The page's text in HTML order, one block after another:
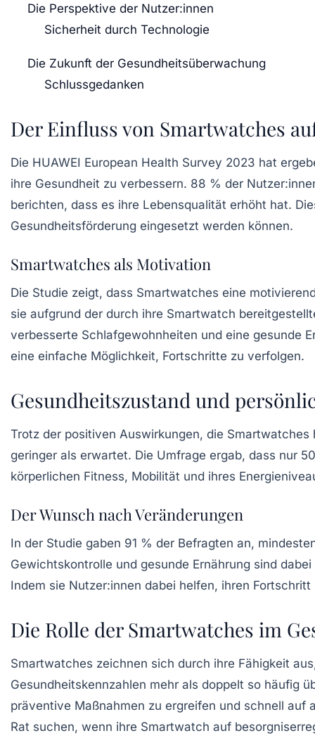
Die Perspektive der Nutzer:innen
Sicherheit durch Technologie
Die Zukunft der Gesundheitsüberwachung
Schlussgedanken
Der Einfluss von Smartwatches
Die HUAWEI European Health Survey 2023 hat
ihre Gesundheit zu verbessern. 88 % der
berichten, dass es ihre Lebensqualität erhöht hat.
Gesundheitsförderung eingesetzt werden können.
Smartwatches als Motivation
Die Studie zeigt, dass Smartwatches eine
sie aufgrund der durch ihre Smartwatch
verbesserte Schlafgewohnheiten und eine gesunde
eine einfache Möglichkeit, Fortschritte zu verfolgen.
Gesundheitszustand und
Trotz der positiven Auswirkungen, die
geringer als erwartet. Die Umfrage ergab, dass nur
körperlichen Fitness, Mobilität und ihres
Der Wunsch nach Veränderungen
In der Studie gaben 91 % der Befragten an,
Gewichtskontrolle und gesunde Ernährung sind
Indem sie Nutzer:innen dabei helfen, ihren
Die Rolle der Smartwatches im
Smartwatches zeichnen sich durch ihre Fähigkeit
Gesundheitskennzahlen mehr als doppelt so häufig
präventive Maßnahmen zu ergreifen und schnell
Rat suchen, wenn ihre Smartwatch auf